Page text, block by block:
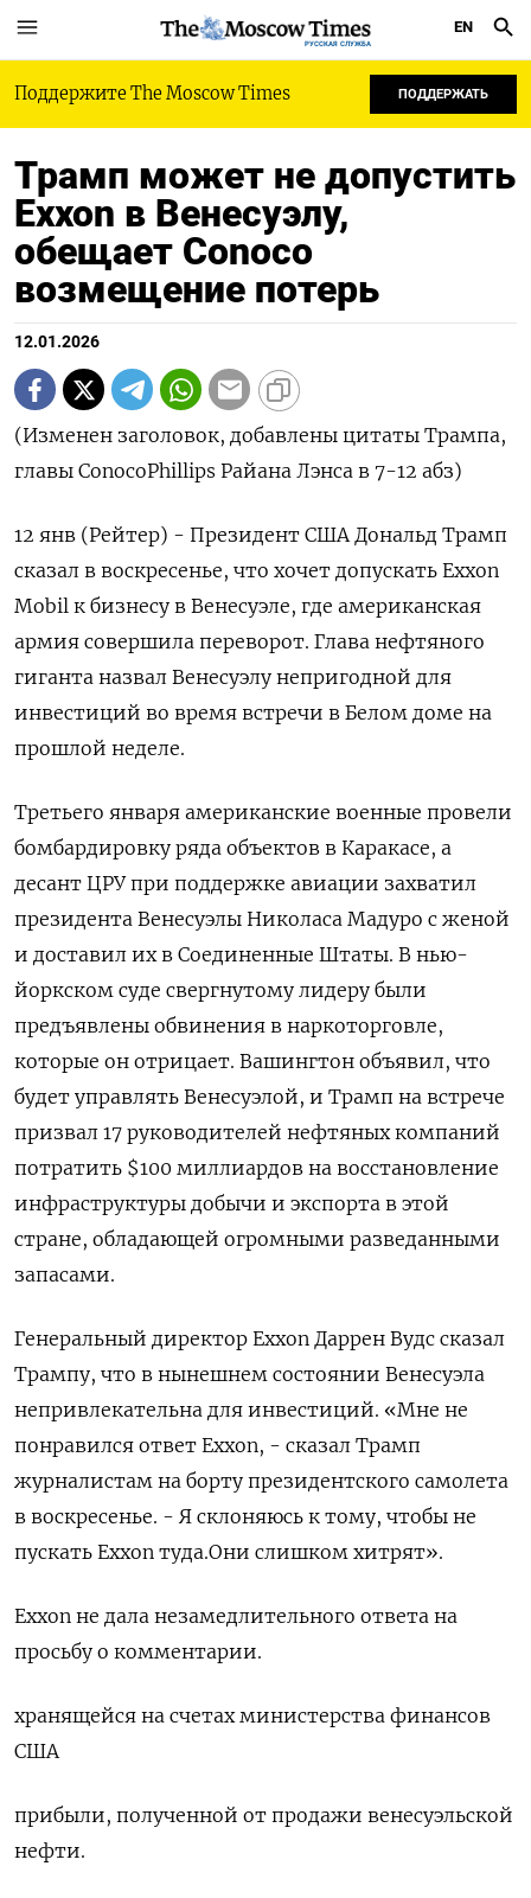
РУССКАЯ СЛУЖБА
EN
Поддержите The Moscow Times ПОДДЕРЖАТЬ
Трамп может не допустить
Exxon в Венесуэлу,
обещает Conoco
возмещение потерь
12.01.2026
(Изменен заголовок, добавлены цитаты Трампа,
главы ConocoPhillips Райана Лэнса в 7-12 абз)
12 янв (Рейтер) - Президент США ⁠Дональд Трамп
сказал в воскресенье, что хочет допускать Exxon
Mobil к бизнесу в Венесуэле, где американская
армия совершила переворот. ⁠Глава нефтяного
гиганта назвал ​Венесуэлу непригодной для
инвестиций ⁠во время встречи в Белом доме на
прошлой неделе.
Третьего января американские ⁠военные провели
бомбардировку ряда объектов в Каракасе, а
десант ЦРУ при ‌поддержке авиации захватил
президента Венесуэлы Николаса Мадуро ‍с женой
и доставил их в Соединенные Штаты. ‌В нью-
йоркском суде свергнутому лидеру были
предъявлены обвинения ​в наркоторговле,
которые он отрицает. Вашингтон объявил, что
будет управлять Венесуэлой, и Трамп на встрече
призвал ⁠17 руководителей нефтяных компаний
потратить $100 ‍миллиардов на восстановление
инфраструктуры добычи и экспорта в ‌этой
стране, обладающей огромными разведанными
запасами.
Генеральный директор Exxon Даррен Вудс сказал
Трампу, что в нынешнем состоянии Венесуэла
непривлекательна для инвестиций. «Мне не
понравился ответ Exxon, - сказал Трамп
журналистам на борту президентского самолета
в воскресенье. - Я ‍склоняюсь к тому, чтобы ‍не
пускать Exxon туда.Они слишком хитрят».
Exxon не дала незамедлительного ‍ответа на
просьбу о комментарии.
хранящейся на счетах министерства финансов
США
прибыли, полученной от продажи венесуэльской
нефти.